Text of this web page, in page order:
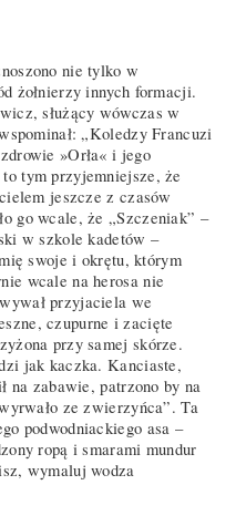
nie tylko w
żołnierzy innych formacji.
służący wówczas w
„Koledzy Francuzi
»Orła« i jego
tym przyjemniejsze, że
jeszcze z czasów
go wcale, że „Szczeniak” –
w szkole kadetów –
swoje i okrętu, którym
wcale na herosa nie
przyjaciela we
czupurne i zacięte
przy samej skórze.
jak kaczka. Kanciaste,
na zabawie, patrzono by na
ze zwierzyńca”. Ta
podwodniackiego asa –
ropą i smarami mundur
wymaluj wodza